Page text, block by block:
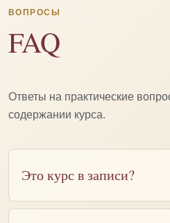
ВОПРОСЫ
FAQ
Ответы на практические
содержании курса.
Это курс в записи?